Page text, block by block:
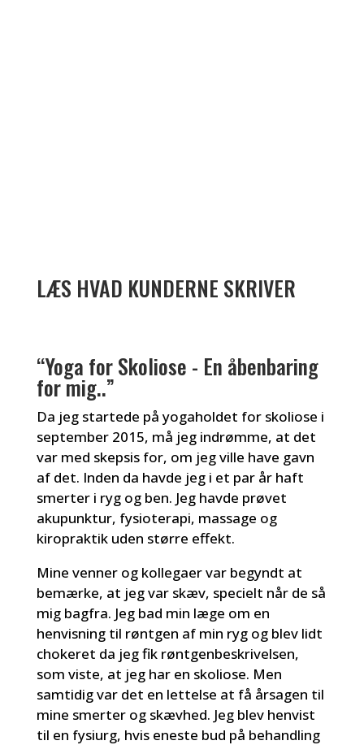
LÆS HVAD KUNDERNE SKRIVER
“Yoga for Skoliose - En åbenbaring
for mig..”
Da jeg startede på yogaholdet for skoliose i
september 2015, må jeg indrømme, at det
var med skepsis for, om jeg ville have gavn
af det. Inden da havde jeg i et par år haft
smerter i ryg og ben. Jeg havde prøvet
akupunktur, fysioterapi, massage og
kiropraktik uden større effekt.
Mine venner og kollegaer var begyndt at
bemærke, at jeg var skæv, specielt når de så
mig bagfra. Jeg bad min læge om en
henvisning til røntgen af min ryg og blev lidt
chokeret da jeg fik røntgenbeskrivelsen,
som viste, at jeg har en skoliose. Men
samtidig var det en lettelse at få årsagen til
mine smerter og skævhed. Jeg blev henvist
til en fysiurg, hvis eneste bud på behandling